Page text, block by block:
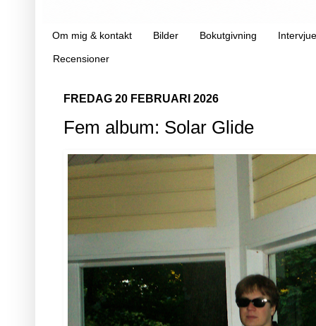
Om mig & kontakt Bilder Bokutgivning
Recensioner
FREDAG 20 FEBRUARI 2026
Fem album: Solar Glide